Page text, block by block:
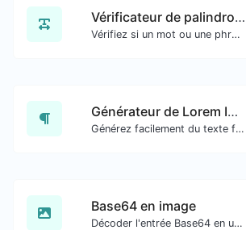
Vérificateur de palindrome
Vérifiez si un mot ou une phrase donné(e) est un palindrome (si cela se lit de la même manière à l'envers qu'à l'endroit).
Générateur de Lorem Ipsum
Générez facilement du texte factice avec le générateur Lorem Ipsum.
Base64 en image
Décoder l'entrée Base64 en une image.